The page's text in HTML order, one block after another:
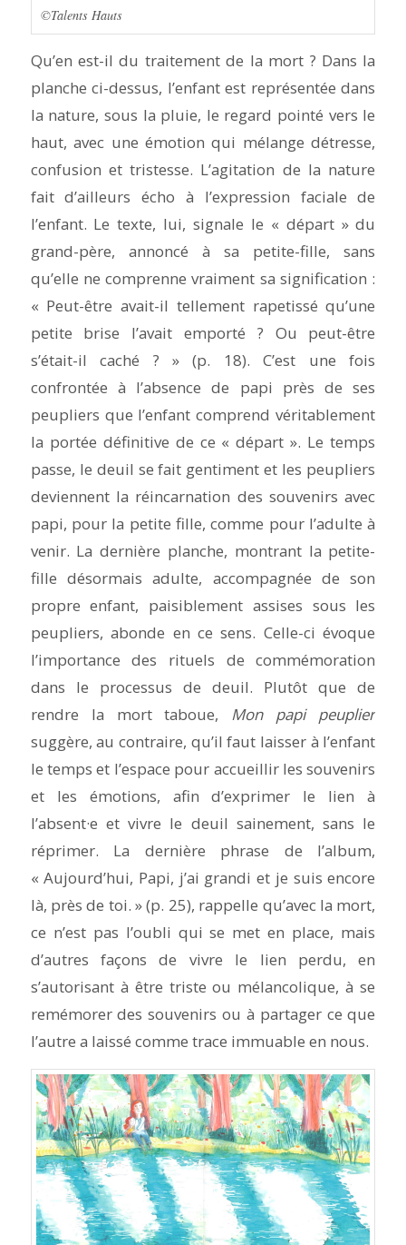
©Talents Hauts
Qu’en est-il du traitement de la mort ? Dans la
planche ci-dessus, l’enfant est représentée dans
la nature, sous la pluie, le regard pointé vers le
haut, avec une émotion qui mélange détresse,
confusion et tristesse. L’agitation de la nature
fait d’ailleurs écho à l’expression faciale de
l’enfant. Le texte, lui, signale le « départ » du
grand-père, annoncé à sa petite-fille, sans
qu’elle ne comprenne vraiment sa signification :
« Peut-être avait-il tellement rapetissé qu’une
petite brise l’avait emporté ? Ou peut-être
s’était-il caché ? » (p. 18). C’est une fois
confrontée à l’absence de papi près de ses
peupliers que l’enfant comprend véritablement
la portée définitive de ce « départ ». Le temps
passe, le deuil se fait gentiment et les peupliers
deviennent la réincarnation des souvenirs avec
papi, pour la petite fille, comme pour l’adulte à
venir. La dernière planche, montrant la petite-
fille désormais adulte, accompagnée de son
propre enfant, paisiblement assises sous les
peupliers, abonde en ce sens. Celle-ci évoque
l’importance des rituels de commémoration
dans le processus de deuil. Plutôt que de
rendre la mort taboue, Mon papi peuplier
suggère, au contraire, qu’il faut laisser à l’enfant
le temps et l’espace pour accueillir les souvenirs
et les émotions, afin d’exprimer le lien à
l’absent·e et vivre le deuil sainement, sans le
réprimer. La dernière phrase de l’album,
« Aujourd’hui, Papi, j’ai grandi et je suis encore
là, près de toi. » (p. 25), rappelle qu’avec la mort,
ce n’est pas l’oubli qui se met en place, mais
d’autres façons de vivre le lien perdu, en
s’autorisant à être triste ou mélancolique, à se
remémorer des souvenirs ou à partager ce que
l’autre a laissé comme trace immuable en nous.